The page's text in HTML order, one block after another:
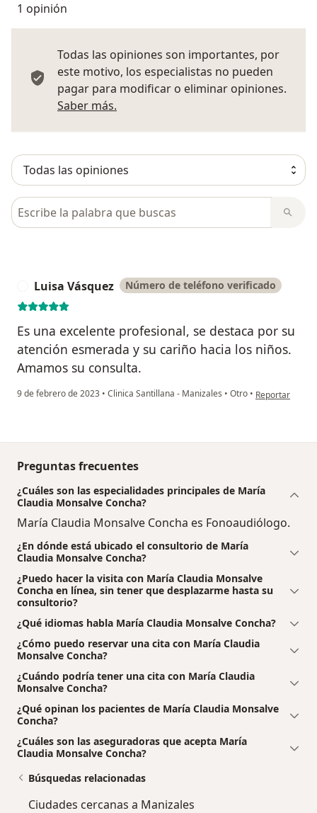
1 opinión
Todas las opiniones son importantes, por
este motivo, los especialistas no pueden
pagar para modificar o eliminar opiniones.
Saber más.
Busca en opiniones
Luisa Vásquez Número de teléfono verificado
Es una excelente profesional, se destaca por su
atención esmerada y su cariño hacia los niños.
Amamos su consulta.
9 de febrero de 2023 • Clinica Santillana - Manizales • Otro • en opinión del
Reportar
Preguntas frecuentes
¿Cuáles son las especialidades principales de María
Claudia Monsalve Concha?
María Claudia Monsalve Concha es Fonoaudiólogo.
¿En dónde está ubicado el consultorio de María
Claudia Monsalve Concha?
¿Puedo hacer la visita con María Claudia Monsalve
Concha en línea, sin tener que desplazarme hasta su
consultorio?
¿Qué idiomas habla María Claudia Monsalve Concha?
¿Cómo puedo reservar una cita con María Claudia
Monsalve Concha?
¿Cuándo podría tener una cita con María Claudia
Monsalve Concha?
¿Qué opinan los pacientes de María Claudia Monsalve
Concha?
¿Cuáles son las aseguradoras que acepta María
Claudia Monsalve Concha?
Búsquedas relacionadas
Ciudades cercanas a Manizales